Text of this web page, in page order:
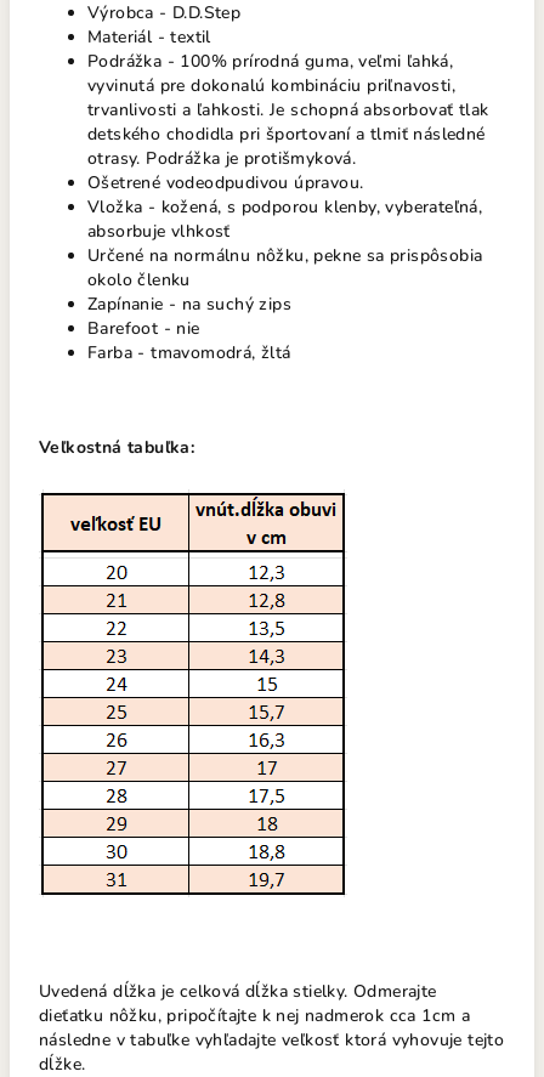
Výrobca - D.D.Step
Materiál - textil
Podrážka - 100% prírodná guma, veľmi ľahká,
vyvinutá pre dokonalú kombináciu priľnavosti,
trvanlivosti a ľahkosti. Je schopná absorbovať tlak
detského chodidla pri športovaní a tlmiť následné
otrasy. Podrážka je protišmyková.
Ošetrené vodeodpudivou úpravou.
Vložka - kožená, s podporou klenby, vyberateľná,
absorbuje vlhkosť
Určené na normálnu nôžku, pekne sa prispôsobia
okolo členku
Zapínanie - na suchý zips
Barefoot - nie
Farba - tmavomodrá, žltá
Veľkostná tabuľka:
Uvedená dĺžka je celková dĺžka stielky. Odmerajte
dieťatku nôžku, pripočítajte k nej nadmerok cca 1cm a
následne v tabuľke vyhľadajte veľkosť ktorá vyhovuje tejto
dĺžke.